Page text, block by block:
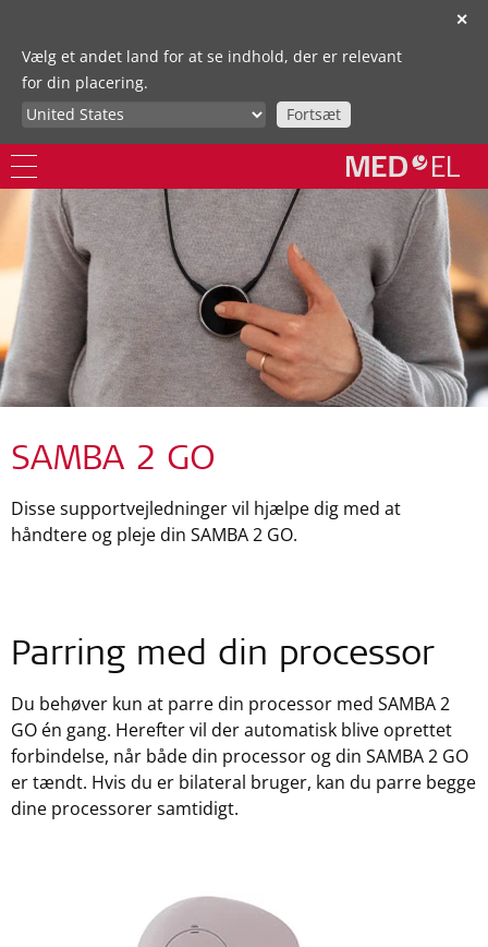
✕
Vælg et andet land for at se indhold, der er relevant
for din placering.
Fortsæt
SAMBA 2 GO
Disse supportvejledninger vil hjælpe dig med at
håndtere og pleje din SAMBA 2 GO.
Parring med din processor
Du behøver kun at parre din processor med SAMBA 2
GO én gang. Herefter vil der automatisk blive oprettet
forbindelse, når både din processor og din SAMBA 2 GO
er tændt. Hvis du er bilateral bruger, kan du parre begge
dine processorer samtidigt.